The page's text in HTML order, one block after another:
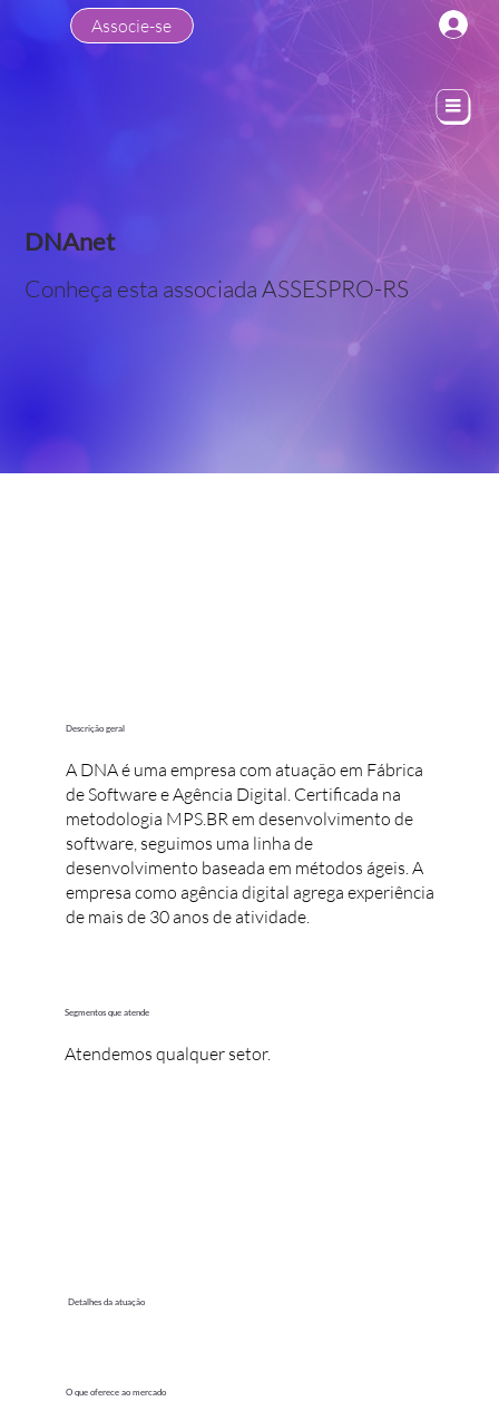
Associe-se
Descrição geral
A DNA é uma empresa com atuação em Fábrica
de Software e Agência Digital. Certificada na
metodologia MPS.BR em desenvolvimento de
software, seguimos uma linha de
desenvolvimento baseada em métodos ágeis. A
empresa como agência digital agrega experiência
de mais de 30 anos de atividade.
Detalhes da atuação
O que oferece ao mercado
Segmentos que atende
Atendemos qualquer setor.
DNAnet
Conheça esta associada ASSESPRO-RS